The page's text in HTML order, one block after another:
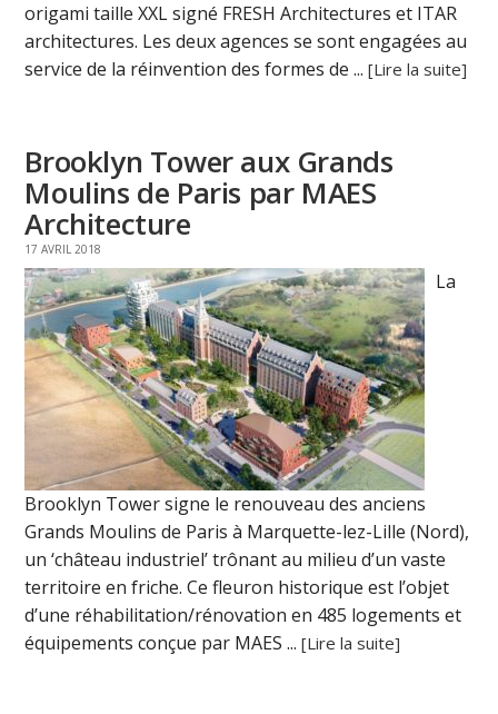
origami taille XXL signé FRESH Architectures et ITAR
architectures. Les deux agences se sont engagées au
service de la réinvention des formes de ...[Lire la suite]
Brooklyn Tower aux Grands
Moulins de Paris par MAES
Architecture
17 AVRIL 2018
La
Brooklyn Tower signe le renouveau des anciens
Grands Moulins de Paris à Marquette-lez-Lille (Nord),
un ‘château industriel’ trônant au milieu d’un vaste
territoire en friche. Ce fleuron historique est l’objet
d’une réhabilitation/rénovation en 485 logements et
équipements conçue par MAES ...[Lire la suite]